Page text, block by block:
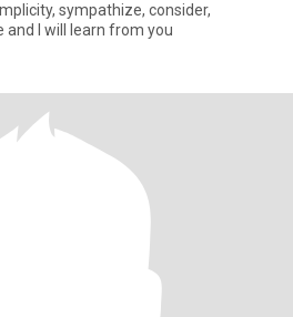
sympathize, consider,
I will learn from you